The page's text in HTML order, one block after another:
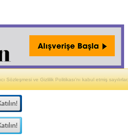
Sözleşmesi ve Gizlilik Politikası'nı kabul etmiş sayılırlar.